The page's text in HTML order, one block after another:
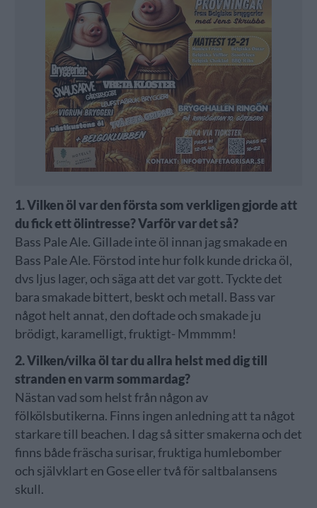
1. Vilken öl var den första som verkligen gjorde att
du fick ett ölintresse? Varför var det så?
Bass Pale Ale. Gillade inte öl innan jag smakade en
Bass Pale Ale. Förstod inte hur folk kunde dricka öl,
dvs ljus lager, och säga att det var gott. Tyckte det
bara smakade bittert, beskt och metall. Bass var
något helt annat, den doftade och smakade ju
brödigt, karamelligt, fruktigt- Mmmmm!
2. Vilken/vilka öl tar du allra helst med dig till
stranden en varm sommardag?
Nästan vad som helst från någon av
fölkölsbutikerna. Finns ingen anledning att ta något
starkare till beachen. I dag så sitter smakerna och det
finns både fräscha surisar, fruktiga humlebomber
och självklart en Gose eller två för saltbalansens
skull.